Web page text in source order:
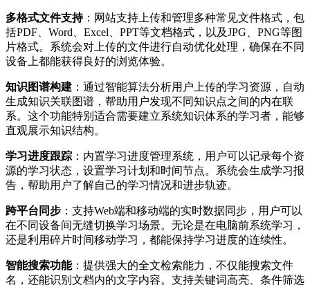
多格式文件支持：网站支持上传和管理多种常见文件格式，包
括PDF、Word、Excel、PPT等文档格式，以及JPG、PNG等图
片格式。系统会对上传的文件进行自动优化处理，确保在不同
设备上都能获得良好的浏览体验。
知识图谱构建 ：通过智能算法分析用户上传的学习资源，自动
生成知识关联图谱，帮助用户发现不同知识点之间的内在联
系。这个功能特别适合需要建立系统知识体系的学习者，能够
直观展示知识结构。
学习进度跟踪 ：内置学习进度管理系统，用户可以记录每个资
源的学习状态，设置学习计划和时间节点。系统会生成学习报
告，帮助用户了解自己的学习情况和进步轨迹。
跨平台同步 ：支持Web端和移动端的实时数据同步，用户可以
在不同设备间无缝切换学习场景。无论是在电脑前系统学习，
还是利用碎片时间移动学习，都能保持学习进度的连续性。
智能搜索功能：提供强大的全文检索能力，不仅能搜索文件
名，还能识别文档内的文字内容。支持关键词高亮、条件筛选